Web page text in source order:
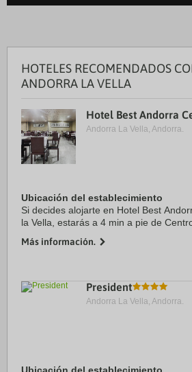
HOTELES RECOMENDADOS
ANDORRA LA VELLA
Hotel Best Andorra
Andorra La Vella, Andorra.
Ubicación del establecimiento
Si decides alojarte en Hotel Best
la Vella, estarás a 4 min a pie de
este hotel sostenible se ...
Más información.
President
Andorra La Vella, Andorra.